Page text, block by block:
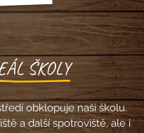
ŠKOLY
obklopuje naši školu.
a další spotroviště, ale i